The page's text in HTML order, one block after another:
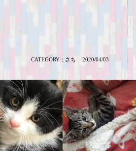
CATEGORY： さち 2020/04/03